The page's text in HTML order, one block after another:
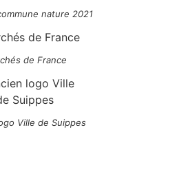
nature 2021
de France
Ville de Suippes